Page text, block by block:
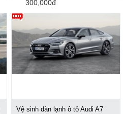
300,000đ
Vệ sinh dàn lạnh ô tô Audi A7